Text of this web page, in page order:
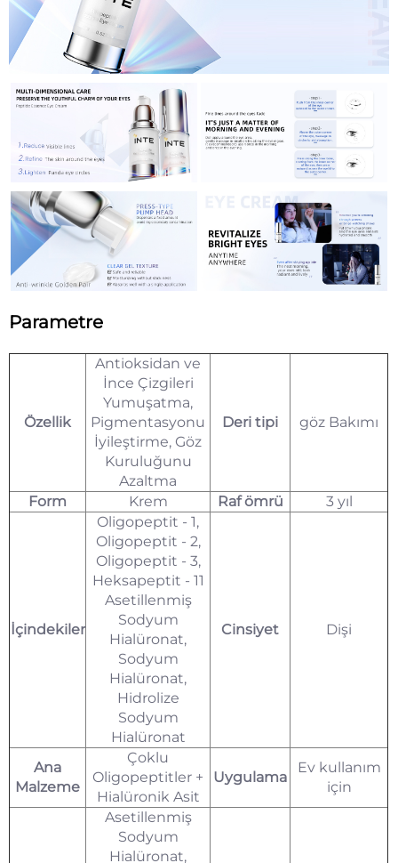
Parametre
Özellik
Antioksidan ve
İnce Çizgileri
Yumuşatma,
Pigmentasyonu
İyileştirme, Göz
Kuruluğunu
Azaltma
Deri tipi göz Bakımı
Form Krem Raf ömrü 3 yıl
İçindekiler
Oligopeptit - 1,
Oligopeptit - 2,
Oligopeptit - 3,
Heksapeptit - 11
Asetillenmiş
Sodyum
Hialüronat,
Sodyum
Hialüronat,
Hidrolize
Sodyum
Hialüronat
Cinsiyet Dişi
Ana
Malzeme
Çoklu
Oligopeptitler +
Hialüronik Asit
Uygulama
Ev kullanım
için
Asetillenmiş
Sodyum
Hialüronat,